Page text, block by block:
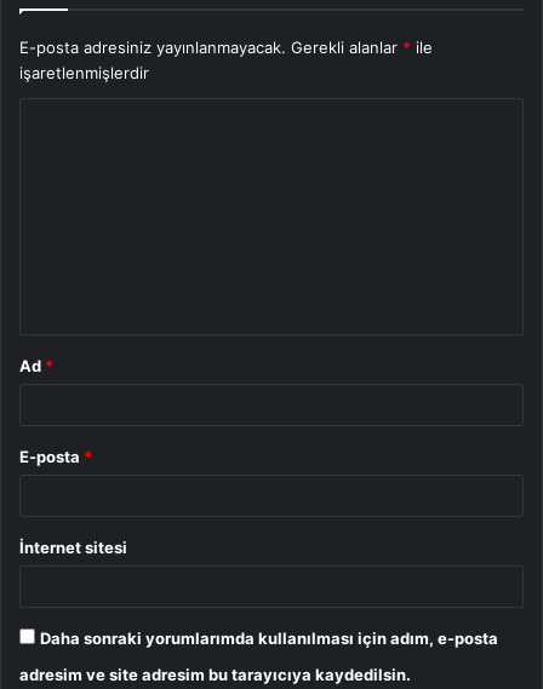
E-posta adresiniz yayınlanmayacak. Gerekli alanlar * ile
işaretlenmişlerdir
Ad *
E-posta *
İnternet sitesi
Daha sonraki yorumlarımda kullanılması için adım, e-posta
adresim ve site adresim bu tarayıcıya kaydedilsin.